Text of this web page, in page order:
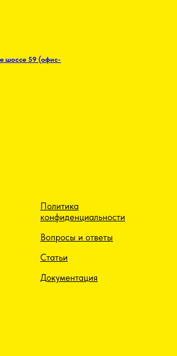
шоссе 59 (офис-
Политика
конфиденциальности
Вопросы и ответы
Статьи
Документация